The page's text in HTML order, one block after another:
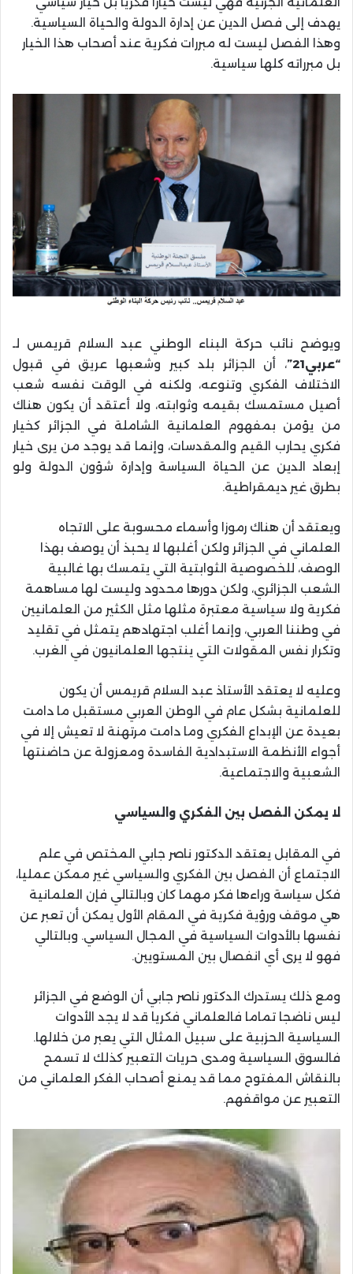
يهدف إلى فصل الدين عن إدارة الدولة والحياة السياسية.
وهذا الفصل ليست له مبررات فكرية عند أصحاب هذا الخيار
بل مبرراته كلها سياسية.
ويوضح نائب حركة البناء الوطني عبد السلام قريمس لـ
“عربي21”
، أن الجزائر بلد كبير وشعبها عريق في قبول
الاختلاف الفكري وتنوعه، ولكنه في الوقت نفسه شعب
أصيل مستمسك بقيمه وثوابته، ولا أعتقد أن يكون هناك
من يؤمن بمفهوم العلمانية الشاملة في الجزائر كخيار
فكري يحارب القيم والمقدسات، وإنما قد يوجد من يرى خيار
إبعاد الدين عن الحياة السياسة وإدارة شؤون الدولة ولو
بطرق غير ديمقراطية.
ويعتقد أن هناك رموزا وأسماء محسوبة على الاتجاه
العلماني في الجزائر ولكن أغلبها لا يحبذ أن يوصف بهذا
الوصف، للخصوصية الثوابتية التي يتمسك بها غالبية
الشعب الجزائري، ولكن دورها محدود وليست لها مساهمة
فكرية ولا سياسية معتبرة مثلها مثل الكثير من العلمانيين
في وطننا العربي، وإنما أغلب اجتهادهم يتمثل في تقليد
وتكرار نفس المقولات التي ينتجها العلمانيون في الغرب.
وعليه لا يعتقد الأستاذ عبد السلام قريمس أن يكون
للعلمانية بشكل عام في الوطن العربي مستقبل ما دامت
بعيدة عن الإبداع الفكري وما دامت مرتهنة لا تعيش إلا في
أجواء الأنظمة الاستبدادية الفاسدة ومعزولة عن حاضنتها
الشعبية والاجتماعية.
لا يمكن الفصل بين الفكري والسياسي
في المقابل يعتقد الدكتور ناصر جابي المختص في علم
الاجتماع أن الفصل بين الفكري والسياسي غير ممكن عمليا،
فكل سياسة وراءها فكر مهما كان وبالتالي فإن العلمانية
هي موقف ورؤية فكرية في المقام الأول يمكن أن تعبر عن
نفسها بالأدوات السياسية في المجال السياسي. وبالتالي
فهو لا يرى أي انفصال بين المستويين.
ومع ذلك يستدرك الدكتور ناصر جابي أن الوضع في الجزائر
ليس ناضجا تماما فالعلماني فكريا قد لا يجد الأدوات
السياسية الحزبية على سبيل المثال التي يعبر من خلالها.
فالسوق السياسية ومدى حريات التعبير كذلك لا تسمح
بالنقاش المفتوح مما قد يمنع أصحاب الفكر العلماني من
التعبير عن مواقفهم.